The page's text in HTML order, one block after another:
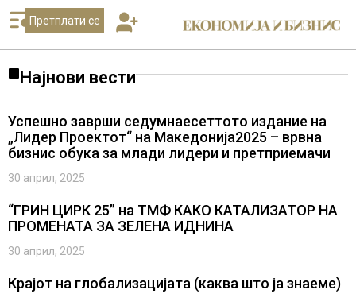
Претплати се
Најнови вести
Успешно заврши седумнаесеттото издание на
„Лидер Проектот“ на Македонија2025 – врвна
бизнис обука за млади лидери и претприемачи
30 април, 2025
“ГРИН ЦИРК 25” на ТМФ КАКО КАТАЛИЗАТОР НА
ПРОМЕНАТА ЗА ЗЕЛЕНА ИДНИНА
30 април, 2025
Крајот на глобализацијата (каква што ја знаеме)